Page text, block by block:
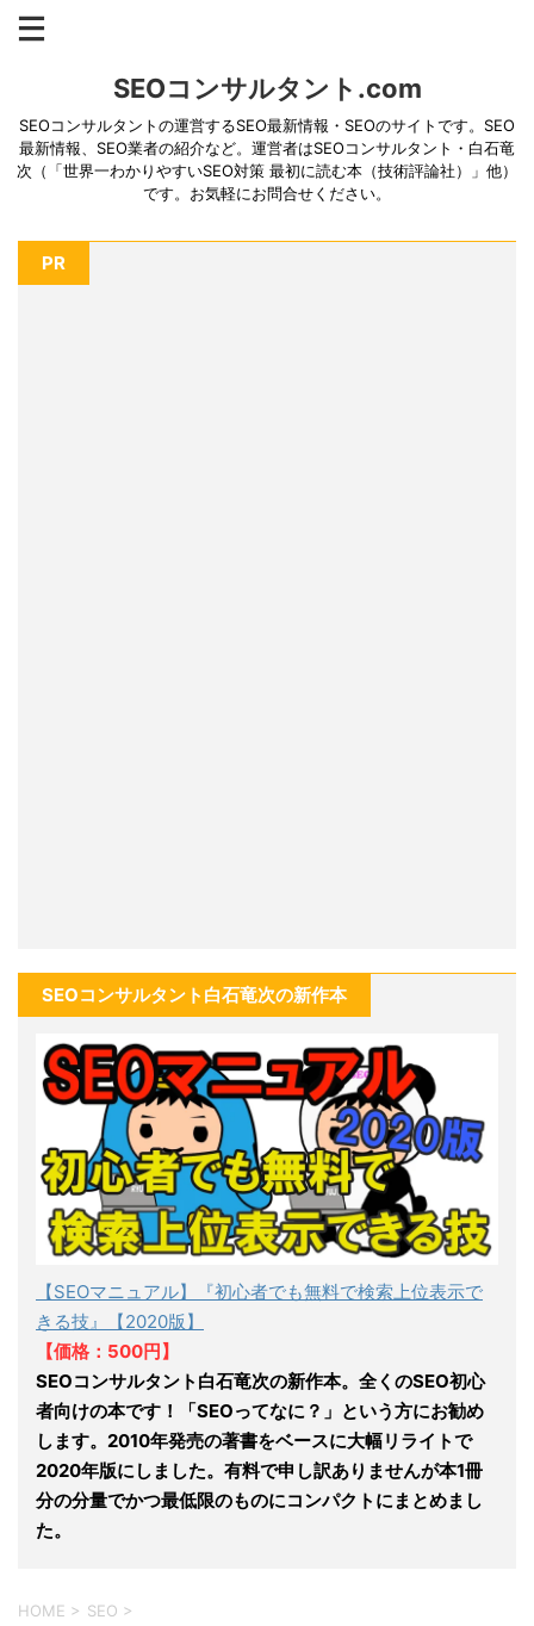
SEOコンサルタント.com
SEOコンサルタントの運営するSEO最新情報・SEOのサイトです。SEO
最新情報、SEO業者の紹介など。運営者はSEOコンサルタント・白石竜
次（「世界一わかりやすいSEO対策 最初に読む本（技術評論社）」他）
です。お気軽にお問合せください。
PR
SEOコンサルタント白石竜次の新作本
【SEOマニュアル】『初心者でも無料で検索上位表示で
きる技』【2020版】
【価格：500円】
SEOコンサルタント白石竜次の新作本。全くのSEO初心
者向けの本です！「SEOってなに？」という方にお勧め
します。2010年発売の著書をベースに大幅リライトで
2020年版にしました。有料で申し訳ありませんが本1冊
分の分量でかつ最低限のものにコンパクトにまとめまし
た。
HOME > SEO >